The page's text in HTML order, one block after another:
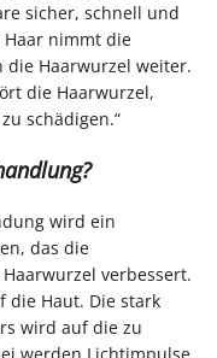
sicher, schnell und
nimmt die
Haarwurzel weiter.
die Haarwurzel,
schädigen.“
wird ein
das die
verbessert.
die Haut. Die stark
wird auf die zu